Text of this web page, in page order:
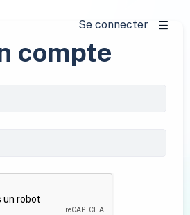
Se connecter
compte